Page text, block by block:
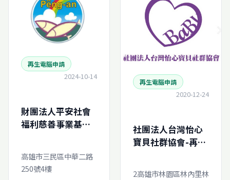
再生電腦申請
2024-10-14
財團法人平安社會
福利慈善事業基金
懷中心-再生電腦線
上申請
高雄市三民區中華二路
250號4樓
再生電腦申請
2020-12-24
社團法人台灣怡心
寶貝社群協會-再生
2高雄市林園區林內里林